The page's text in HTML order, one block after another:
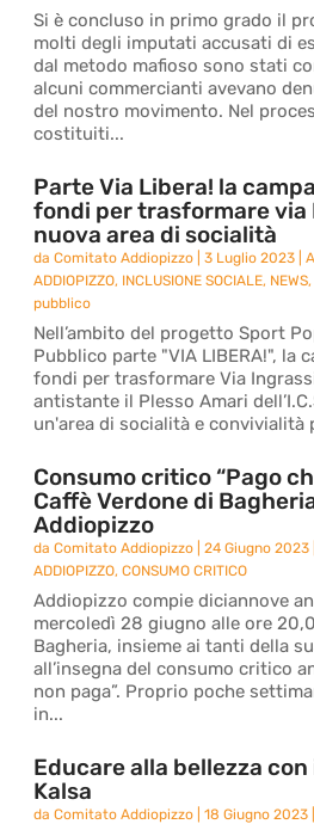
Si è concluso in primo grado il
molti degli imputati accusati di
dal metodo mafioso sono stati
alcuni commercianti avevano
del nostro movimento. Nel
costituiti...
Parte Via Libera! la
fondi per trasformare via
nuova area di socialità
daComitato Addiopizzo |3 Luglio 2023 |
ADDIOPIZZO, INCLUSIONE SOCIALE, NEWS
pubblico
Nell’ambito del progetto Sport
Pubblico parte "VIA LIBERA!", la
fondi per trasformare Via
antistante il Plesso Amari
un'area di socialità e convivialità
Consumo critico “Pago
Caffè Verdone di
Addiopizzo
daComitato Addiopizzo |24 Giugno 2023
ADDIOPIZZO,CONSUMO CRITICO
Addiopizzo compie diciannove
mercoledì 28 giugno alle ore
Bagheria, insieme ai tanti della
all’insegna del consumo critico
non paga”. Proprio poche
in...
Educare alla bellezza
Kalsa
daComitato Addiopizzo |18 Giugno 2023